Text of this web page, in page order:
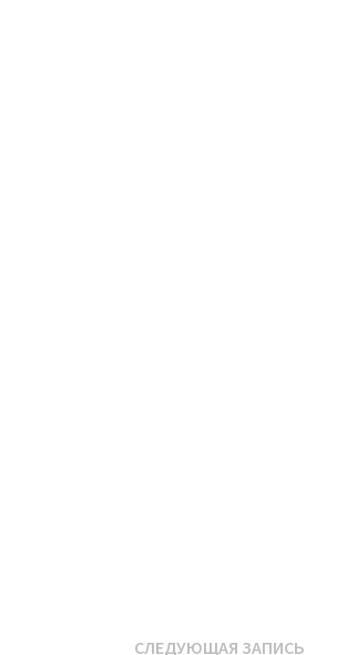
СЛЕДУЮЩАЯ ЗАПИСЬ